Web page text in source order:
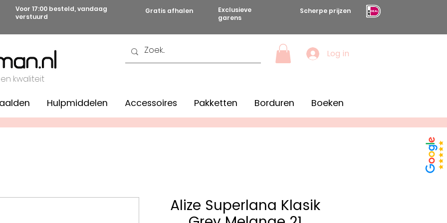
Voor 17:00 besteld, vandaag
verstuurd
Gratis afhalen
Exclusieve
garens
Scherpe prijzen
en kwaliteit
Log in
Hulpmiddelen Accessoires Pakketten Borduren Boeken
Alize Superlana Klasik